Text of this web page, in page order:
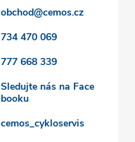
obchod@cemos.cz
734 470 069
777 668 339
Sledujte nás na Face
booku
cemos_cykloservis